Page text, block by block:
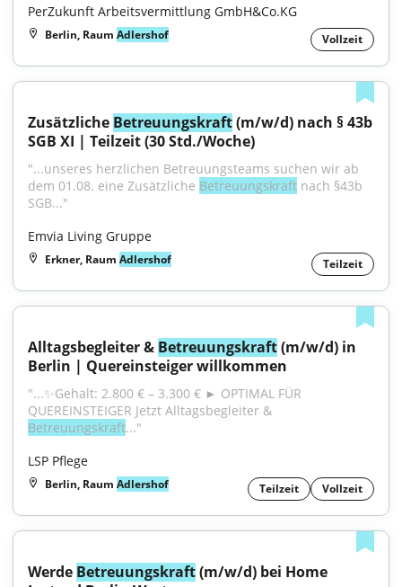
PerZukunft Arbeitsvermittlung GmbH&Co.KG
Berlin, Raum Adlershof Vollzeit
Zusätzliche Betreuungskraft (m/w/d) nach § 43b
SGB XI | Teilzeit (30 Std./Woche)
"...unseres herzlichen Betreuungsteams suchen wir ab
dem 01.08. eine Zusätzliche Betreuungskraft nach §43b
SGB..."
Emvia Living Gruppe
Erkner, Raum Adlershof Teilzeit
Alltagsbegleiter & Betreuungskraft (m/w/d) in
Berlin | Quereinsteiger willkommen
"...✨Gehalt: 2.800 € – 3.300 € ► OPTIMAL FÜR
Betreuungskraft..."
LSP Pflege
Berlin, Raum Adlershof Teilzeit Vollzeit
Werde Betreuungskraft (m/w/d) bei Home